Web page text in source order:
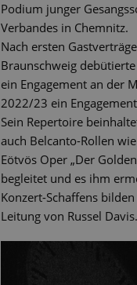
Podium junger
Verbandes in Chemnitz.
Nach ersten
Braunschweig debütierte
ein Engagement an der
2022/23 ein
Sein Repertoire
auch Belcanto-Rollen
Eötvös Oper „Der
begleitet und es ihm
Konzert-Schaffens
Leitung von Russel Davis.